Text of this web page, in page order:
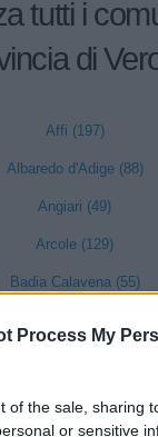
Process My
of the sale, sharing
or sensitive
tutti i
di
Affi (197)
Albaredo d'Adige (88)
Angiari (49)
Arcole (129)
Badia Calavena (55)
Bonavigo (31)